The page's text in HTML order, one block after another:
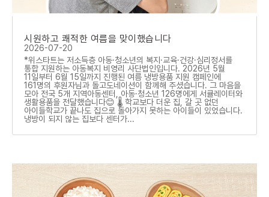
시원하고 쾌적한 여름을 맞이했습니다
2026-07-20
*위스타트는 저소득층 아동·청소년의 복지·교육·건강·심리정서를
통합 지원하는 아동복지 비영리 사단법인입니다. 2026년 5월
11일부터 6월 15일까지 진행된 여름 냉방용품 지원 캠페인에
161명의 후원자님과 돌고도네이션이 함께해 주셨습니다. 그 마음을
모아 전국 5개 지역아동센터, 아동·청소년 126명에게 서큘레이터와
생활용품을 전달했습니다😊 🌡️ 학교보다 더운 집, 갈 곳 없던
아이들학교가 끝나도 집으로 돌아가지 못하는 아이들이 있었습니다.
냉방이 되지 않는 집보다 센터가...